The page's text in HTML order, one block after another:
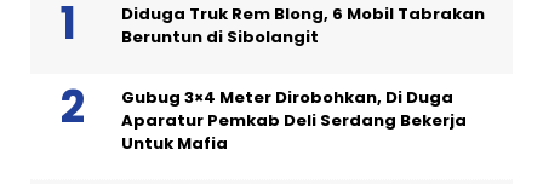
Diduga Truk Rem Blong, 6 Mobil Tabrakan
Beruntun di Sibolangit
Gubug 3×4 Meter Dirobohkan, Di Duga
Aparatur Pemkab Deli Serdang Bekerja
Untuk Mafia